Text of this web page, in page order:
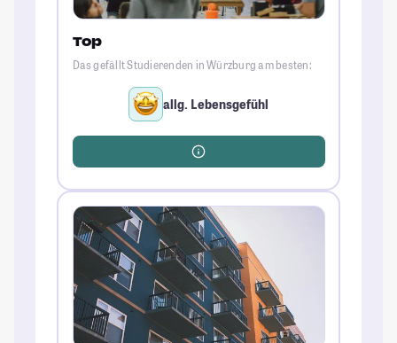
Top
Das gefällt Studierenden in Würzburg am besten:
allg. Lebensgefühl